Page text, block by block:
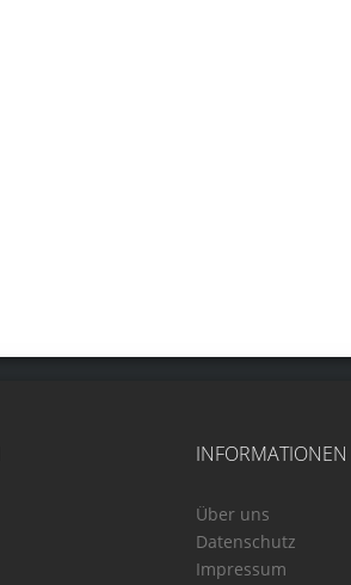
INFORMATIONEN
Über uns
Datenschutz
Impressum